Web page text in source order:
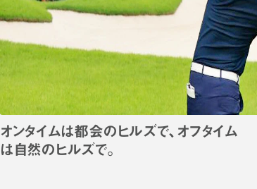
オンタイムは都会の ヒルズで、 オフタイム
は 自然の ヒルズで。